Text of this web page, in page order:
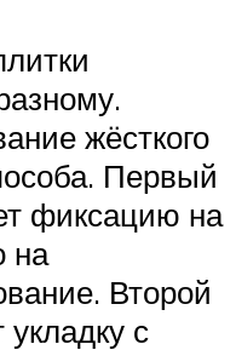
жёсткого
Первый
фиксацию на
на
Второй
укладку с